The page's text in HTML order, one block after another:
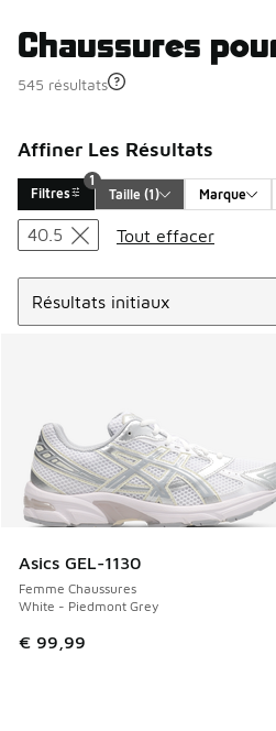
Chaussures
545 résultats
Affiner Les Résultats
Filtres
1
Taille (1) Marque
Search Results
40.5
Tout effacer
Asics GEL-1130
Femme Chaussures
White - Piedmont Grey
€ 99,99